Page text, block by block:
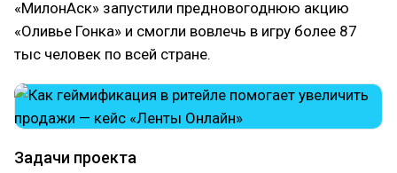
«МилонАск» запустили предновогоднюю акцию
«Оливье Гонка» и смогли вовлечь в игру более 87
тыс человек по всей стране.
Задачи проекта